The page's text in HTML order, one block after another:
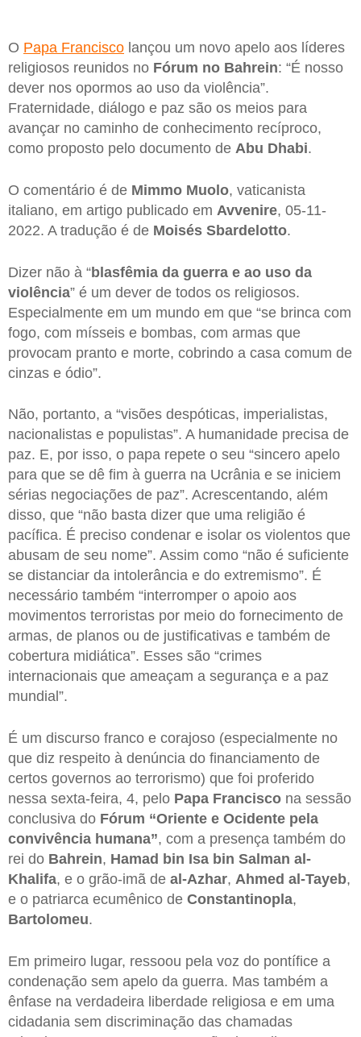
O Papa Francisco lançou um novo apelo aos líderes
religiosos reunidos no Fórum no Bahrein: “É nosso
dever nos opormos ao uso da violência”.
Fraternidade, diálogo e paz são os meios para
avançar no caminho de conhecimento recíproco,
como proposto pelo documento de Abu Dhabi.
O comentário é de Mimmo Muolo, vaticanista
italiano, em artigo publicado em Avvenire, 05-11-
2022. A tradução é de Moisés Sbardelotto.
Dizer não à “blasfêmia da guerra e ao uso da
violência” é um dever de todos os religiosos.
Especialmente em um mundo em que “se brinca com
fogo, com mísseis e bombas, com armas que
provocam pranto e morte, cobrindo a casa comum de
cinzas e ódio”.
Não, portanto, a “visões despóticas, imperialistas,
nacionalistas e populistas”. A humanidade precisa de
paz. E, por isso, o papa repete o seu “sincero apelo
para que se dê fim à guerra na Ucrânia e se iniciem
sérias negociações de paz”. Acrescentando, além
disso, que “não basta dizer que uma religião é
pacífica. É preciso condenar e isolar os violentos que
abusam de seu nome”. Assim como “não é suficiente
se distanciar da intolerância e do extremismo”. É
necessário também “interromper o apoio aos
movimentos terroristas por meio do fornecimento de
armas, de planos ou de justificativas e também de
cobertura midiática”. Esses são “crimes
internacionais que ameaçam a segurança e a paz
mundial”.
É um discurso franco e corajoso (especialmente no
que diz respeito à denúncia do financiamento de
certos governos ao terrorismo) que foi proferido
nessa sexta-feira, 4, pelo Papa Francisco na sessão
conclusiva do Fórum “Oriente e Ocidente pela
convivência humana”, com a presença também do
rei do Bahrein, Hamad bin Isa bin Salman al-
Khalifa, e o grão-imã de al-Azhar, Ahmed al-Tayeb,
e o patriarca ecumênico de Constantinopla,
Bartolomeu.
Em primeiro lugar, ressoou pela voz do pontífice a
condenação sem apelo da guerra. Mas também a
ênfase na verdadeira liberdade religiosa e em uma
cidadania sem discriminação das chamadas